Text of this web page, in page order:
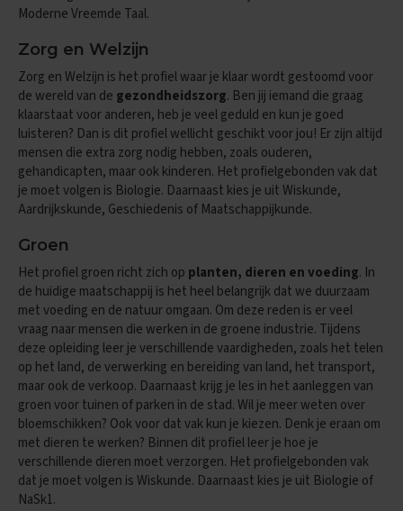
i
x
a
m
n
t
i
p
s
O
f
e
n
x
a
m
e
n
s
E
n
g
e
Moderne Vreemde Taal.
Zorg en Welzijn
Zorg en Welzijn is het profiel waar je klaar wordt gestoomd voor
de wereld van de gezondheidszorg. Ben jij iemand die graag
klaarstaat voor anderen, heb je veel geduld en kun je goed
luisteren? Dan is dit profiel wellicht geschikt voor jou! Er zijn altijd
mensen die extra zorg nodig hebben, zoals ouderen,
gehandicapten, maar ook kinderen. Het profielgebonden vak dat
je moet volgen is Biologie. Daarnaast kies je uit Wiskunde,
Aardrijkskunde, Geschiedenis of Maatschappijkunde.
Groen
Het profiel groen richt zich op planten, dieren en voeding. In
de huidige maatschappij is het heel belangrijk dat we duurzaam
met voeding en de natuur omgaan. Om deze reden is er veel
vraag naar mensen die werken in de groene industrie. Tijdens
deze opleiding leer je verschillende vaardigheden, zoals het telen
op het land, de verwerking en bereiding van land, het transport,
maar ook de verkoop. Daarnaast krijg je les in het aanleggen van
groen voor tuinen of parken in de stad. Wil je meer weten over
bloemschikken? Ook voor dat vak kun je kiezen. Denk je eraan om
met dieren te werken? Binnen dit profiel leer je hoe je
verschillende dieren moet verzorgen. Het profielgebonden vak
dat je moet volgen is Wiskunde. Daarnaast kies je uit Biologie of
NaSk1.